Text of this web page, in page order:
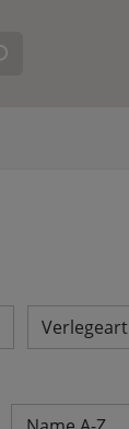
Verlegeart